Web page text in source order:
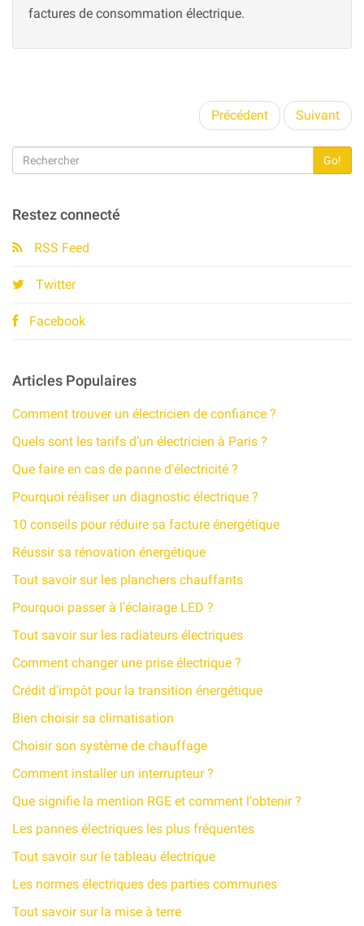
factures de consommation électrique.
Précédent Suivant
Go!
Restez connecté
RSS Feed
Twitter
Facebook
Articles Populaires
Comment trouver un électricien de confiance ?
Quels sont les tarifs d’un électricien à Paris ?
Que faire en cas de panne d'électricité ?
Pourquoi réaliser un diagnostic électrique ?
10 conseils pour réduire sa facture énergétique​
Réussir sa rénovation énergétique
Tout savoir sur les planchers chauffants
Pourquoi passer à l'éclairage LED ?
Tout savoir sur les radiateurs électriques
Comment changer une prise électrique ?
Crédit d'impôt pour la transition énergétique
Bien choisir sa climatisation
Choisir son système de chauffage
Comment installer un interrupteur ?
Que signifie la mention RGE et comment l'obtenir ?
Les pannes électriques les plus fréquentes
Tout savoir sur le tableau électrique
Les normes électriques des parties communes
Tout savoir sur la mise à terre